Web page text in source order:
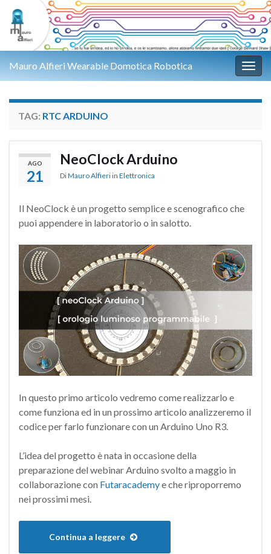
Mauro Alfieri Wearable Domotica Robotica
TAG: RTC ARDUINO
AGO
21
NeoClock Arduino
DiMauro Alfieri in Elettronica
Il NeoClock è un progetto semplice e scenografico che
puoi appendere in laboratorio o in salotto.
In questo primo articolo vedremo come realizzarlo e
come funziona ed in un prossimo articolo analizzeremo il
codice per farlo funzionare con un Arduino Uno R3.
L’idea del progetto è nata in occasione della
preparazione del webinar Arduino svolto a maggio in
collaborazione con Futaracademye che riproporremo
nei prossimi mesi.
Continua a leggere